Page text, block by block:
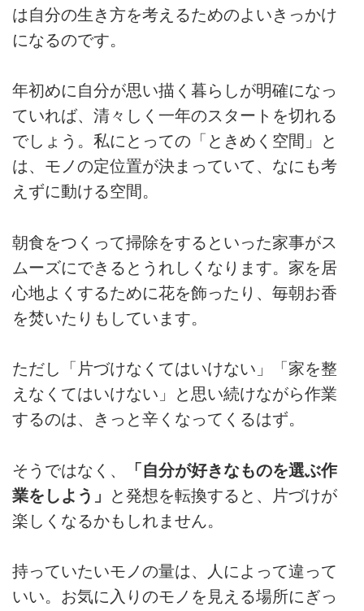
は自分の生き方を考えるためのよいきっかけ
になるのです。
年初めに自分が思い描く暮らしが明確になっ
ていれば、清々しく一年のスタートを切れる
でしょう。私にとっての「ときめく空間」と
は、モノの定位置が決まっていて、なにも考
えずに動ける空間。
朝食をつくって掃除をするといった家事がス
ムーズにできるとうれしくなります。家を居
心地よくするために花を飾ったり、毎朝お香
を焚いたりもしています。
ただし「片づけなくてはいけない」「家を整
えなくてはいけない」と思い続けながら作業
するのは、きっと辛くなってくるはず。
そうではなく、
「自分が好きなものを選ぶ作
業をしよう」
と発想を転換すると、片づけが
楽しくなるかもしれません。
持っていたいモノの量は、人によって違って
いい。お気に入りのモノを見える場所にぎっ